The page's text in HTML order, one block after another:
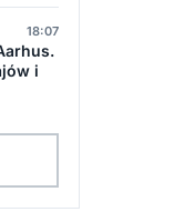
18:07
i